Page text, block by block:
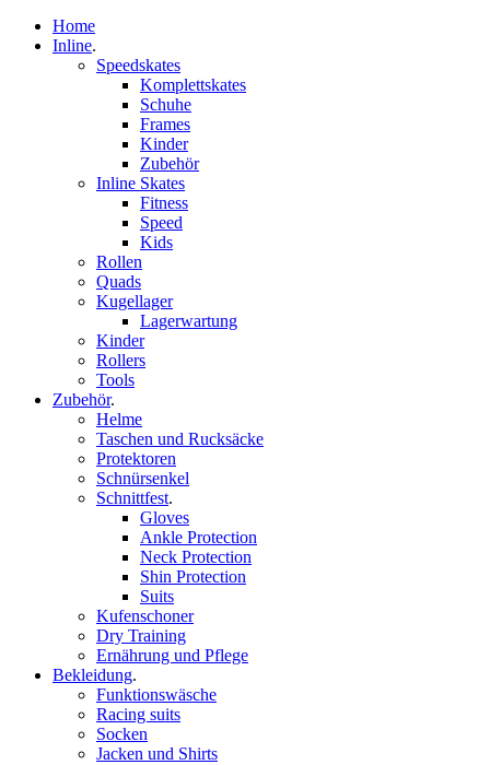
Home
Inline.
Speedskates
Komplettskates
Schuhe
Frames
Kinder
Zubehör
Inline Skates
Fitness
Speed
Kids
Rollen
Quads
Kugellager
Lagerwartung
Kinder
Rollers
Tools
Zubehör.
Helme
Taschen und Rucksäcke
Protektoren
Schnürsenkel
Schnittfest.
Gloves
Ankle Protection
Neck Protection
Shin Protection
Suits
Kufenschoner
Dry Training
Ernährung und Pflege
Bekleidung.
Funktionswäsche
Racing suits
Socken
Jacken und Shirts